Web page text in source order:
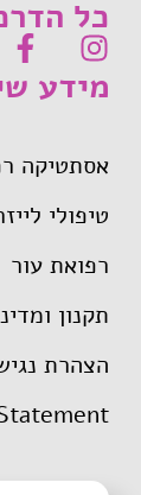
כל
מידע
אסתטיקה
טיפולי
רפואת עור
תקנון
הצהרת